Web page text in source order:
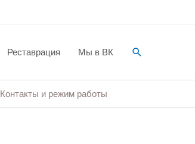
Реставрация Мы в ВК Поиск
Контакты и режим работы